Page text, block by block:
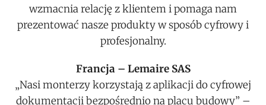
wzmacnia relację z klientem i pomaga nam
prezentować nasze produkty w sposób cyfrowy i
profesjonalny.
Francja – Lemaire SAS
„Nasi monterzy korzystają z aplikacji do cyfrowej
dokumentacji bezpośrednio na placu budowy” –